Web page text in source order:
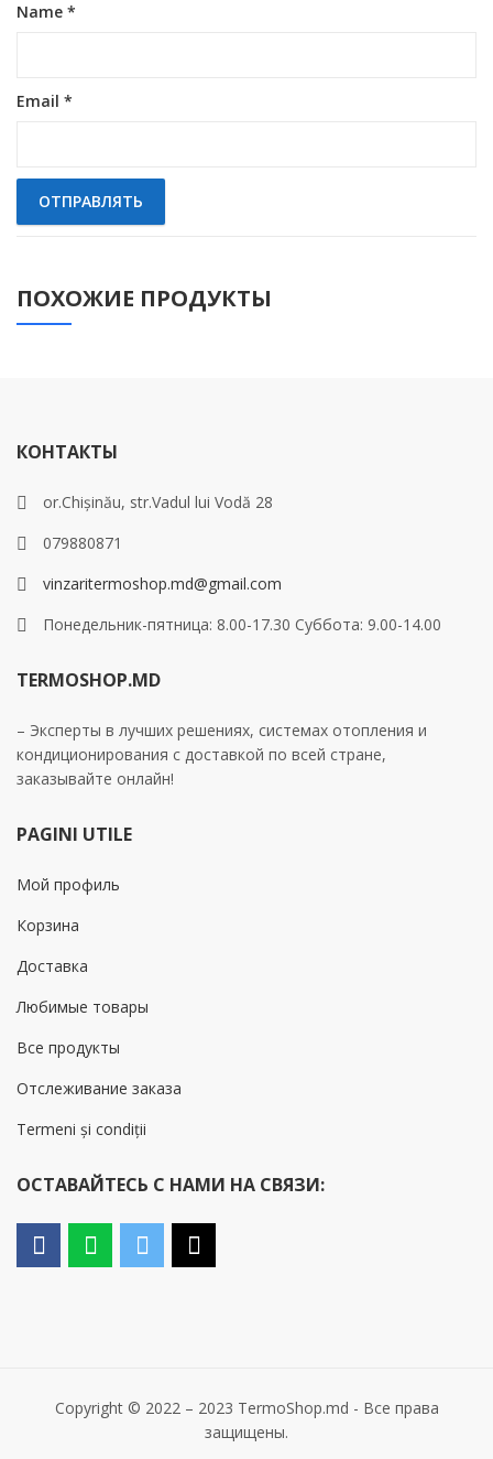
Name *
Email *
ПОХОЖИЕ ПРОДУКТЫ
КОНТАКТЫ
or.Chișinău, str.Vadul lui Vodă 28
079880871
vinzaritermoshop.md@gmail.com
Понедельник-пятница: 8.00-17.30 Суббота: 9.00-14.00
TERMOSHOP.MD
– Эксперты в лучших решениях, системах отопления и
кондиционирования с доставкой по всей стране,
заказывайте онлайн!
PAGINI UTILE
Мой профиль
Корзина
Доставка
Любимые товары
Все продукты
Отслеживание заказа
Termeni și condiții
ОСТАВАЙТЕСЬ С НАМИ НА СВЯЗИ:
Copyright © 2022 – 2023 TermoShop.md - Все права
защищены.